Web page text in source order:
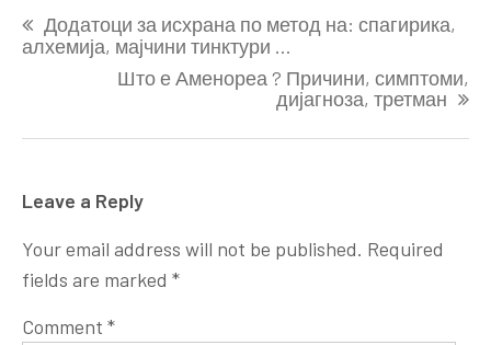
navigation
Додатоци за исхрана по метод на: спагирика,
алхемија, мајчини тинктури …
Што е Аменореа ? Причини, симптоми,
дијагноза, третман
Leave a Reply
Your email address will not be published. Required
fields are marked *
Comment *